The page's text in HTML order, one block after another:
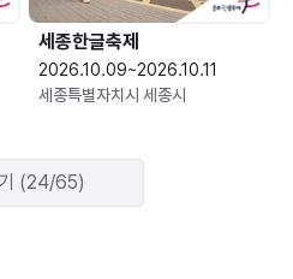
세종한글축제
2026.10.09~2026.10.11
세종특별자치시 세종시
(24/65)